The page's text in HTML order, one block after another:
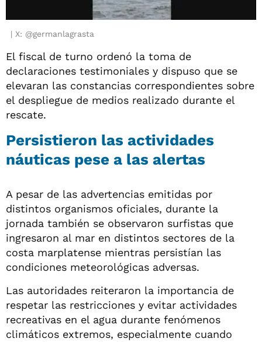
X: @germanlagrasta
El fiscal de turno ordenó la toma de
declaraciones testimoniales y dispuso que se
elevaran las constancias correspondientes sobre
el despliegue de medios realizado durante el
rescate.
Persistieron las actividades
náuticas pese a las alertas
A pesar de las advertencias emitidas por
distintos organismos oficiales, durante la
jornada también se observaron surfistas que
ingresaron al mar en distintos sectores de la
costa marplatense mientras persistían las
condiciones meteorológicas adversas.
Las autoridades reiteraron la importancia de
respetar las restricciones y evitar actividades
recreativas en el agua durante fenómenos
climáticos extremos, especialmente cuando